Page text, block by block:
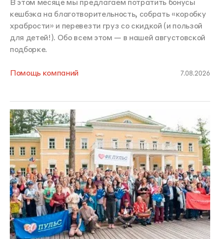
В этом месяце мы предлагаем потратить бонусы
кешбэка на благотворительность, собрать «коробку
храбрости» и перевезти груз со скидкой (и пользой
для детей!). Обо всем этом — в нашей августовской
подборке.
Помощь компаний 7.08.2026